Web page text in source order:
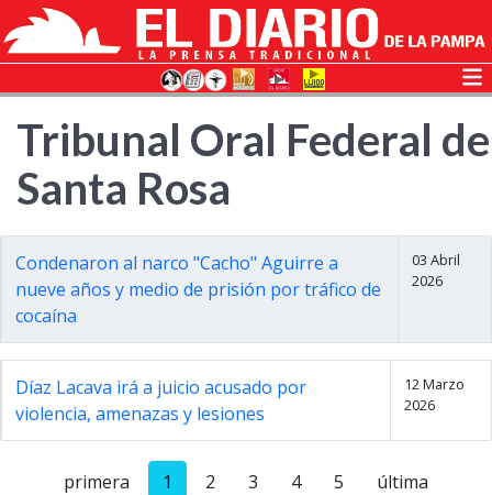
Tribunal Oral Federal de
Santa Rosa
Condenaron al narco "Cacho" Aguirre a
nueve años y medio de prisión por tráfico de
cocaína
03 Abril
2026
Díaz Lacava irá a juicio acusado por
violencia, amenazas y lesiones
12 Marzo
2026
primera 1 2 3 4 5 última